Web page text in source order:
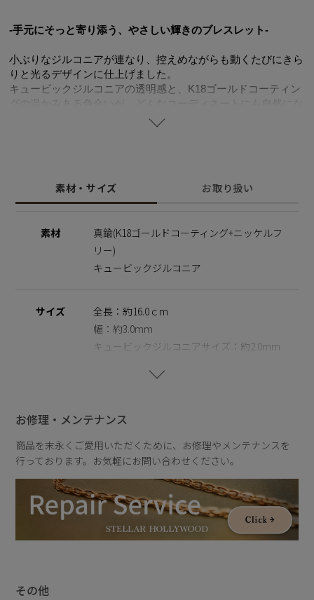
-手元にそっと寄り添う、やさしい輝きのブレスレット-
小ぶりなジルコニアが連なり、控えめながらも動くたびにきら
りと光るデザインに仕上げました。
キュービックジルコニアの透明感と、K18ゴールドコーティン
グの温かみある色合いが、どんなコーディネートにも自然にな
同デザインのネックレスはこちら
※ニッケルフリー
金属製のアクセサリーに含まれるニッケルで引き起こるアレル
ギーを防ぐために、ニッケルをほぼ含まずに作られた素材を指
【THE ESSENTIALS】
キュービックジルコニアの透明感ある輝きを、肌と日常に溶け
ジルコニアのセッティングに爪などの装飾を省くことで、衣服
への引っ掛かりを軽減し、毎日身に着けやすい仕様に仕上げま
ます。
シンプルで心地のいいサークルモチーフと、愛や大切に想う気
持ちを象徴するハートモチーフをデザインに落とし込み、装い
に静かな温度と上品な輝きを添える、エッセンシャルなシリー
素材・サイズ お取り扱い
素材
真鍮(K18ゴールドコーティング+ニッケルフ
リー)
キュービックジルコニア
サイズ
全長：約16.0ｃm
幅：約3.0mm
キュービックジルコニアサイズ：約2.0mm
お修理・メンテナンス
商品を末永くご愛用いただくために、お修理やメンテナンスを
行っております。お気軽にお問い合わせください。
その他